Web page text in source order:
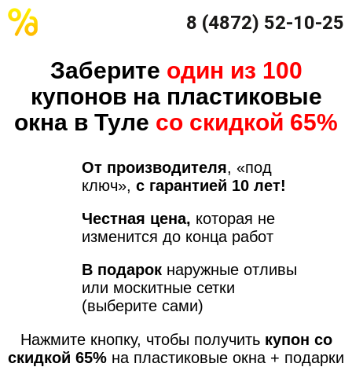
8 (4872) 52-10-25
Заберите один из 100
купонов на пластиковые
окна в Туле со скидкой 65%
От производителя, «под
ключ», с гарантией 10 лет!
Честная цена, которая не
изменится до конца работ
В подарок наружные отливы
или москитные сетки
(выберите сами)
Нажмите кнопку, чтобы получить купон со
скидкой 65% на пластиковые окна + подарки